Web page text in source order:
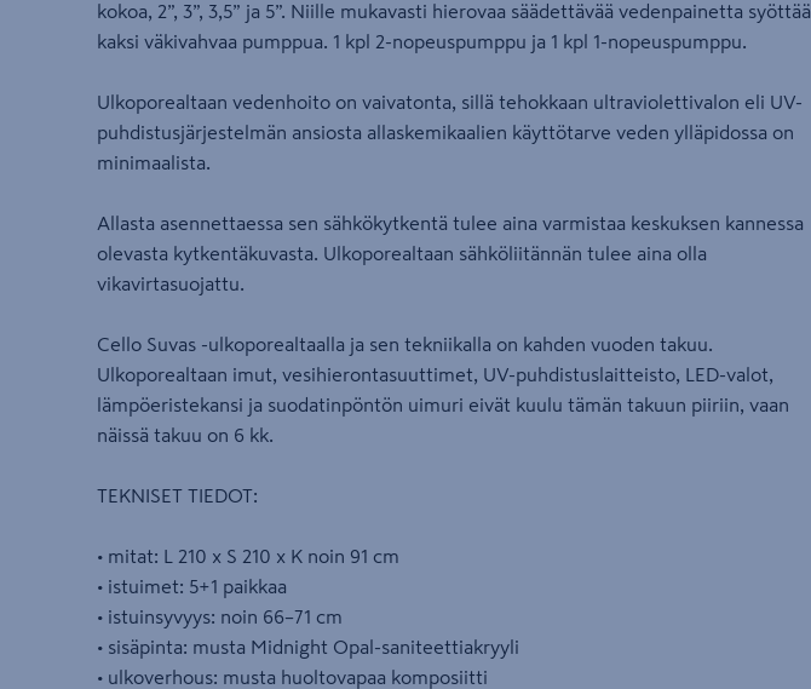
kokoa, 2”, 3”, 3,5” ja 5”. Niille mukavasti hierovaa säädettävää vedenpainetta syöttää
kaksi väkivahvaa pumppua. 1 kpl 2-nopeuspumppu ja 1 kpl 1-nopeuspumppu.
Ulkoporealtaan vedenhoito on vaivatonta, sillä tehokkaan ultraviolettivalon eli UV-
puhdistusjärjestelmän ansiosta allaskemikaalien käyttötarve veden ylläpidossa on
minimaalista.
Allasta asennettaessa sen sähkökytkentä tulee aina varmistaa keskuksen kannessa
olevasta kytkentäkuvasta. Ulkoporealtaan sähköliitännän tulee aina olla
vikavirtasuojattu.
Cello Suvas -ulkoporealtaalla ja sen tekniikalla on kahden vuoden takuu.
Ulkoporealtaan imut, vesihierontasuuttimet, UV-puhdistuslaitteisto, LED-valot,
lämpöeristekansi ja suodatinpöntön uimuri eivät kuulu tämän takuun piiriin, vaan
näissä takuu on 6 kk.
TEKNISET TIEDOT:
• mitat: L 210 x S 210 x K noin 91 cm
• istuimet: 5+1 paikkaa
• istuinsyvyys: noin 66–71 cm
• sisäpinta: musta Midnight Opal-saniteettiakryyli
• ulkoverhous: musta huoltovapaa komposiitti